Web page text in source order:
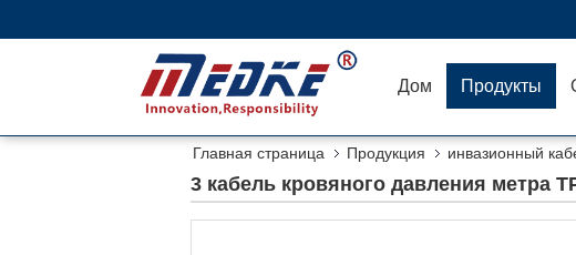
Дом Продукты
Главная страница Продукция инвазионный
3 кабель кровяного давления метра